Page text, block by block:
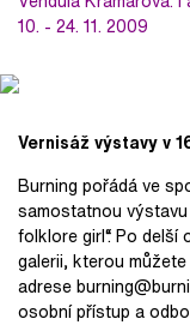
10. - 24. 11. 2009
Vernisáž výstavy v
Burning pořádá ve
samostatnou výstavu
folklore girl“. Po delší
galerii, kterou
adrese
osobní přístup a